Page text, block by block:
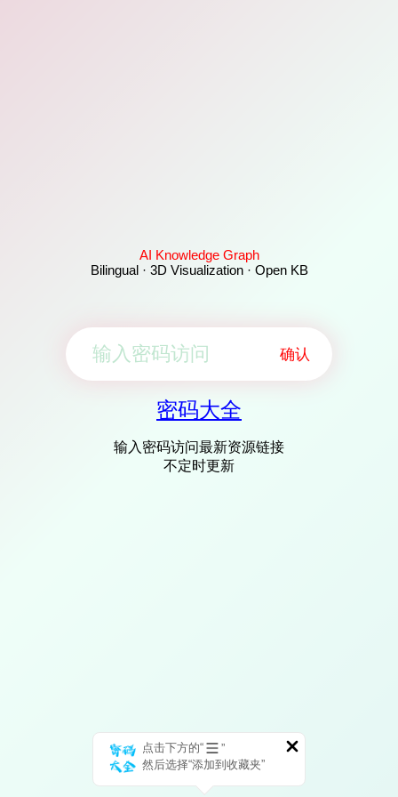
AI Knowledge Graph
Bilingual · 3D Visualization · Open KB
确认
密码大全
输入密码访问最新资源链接
不定时更新
点击下方的“
”
然后选择“添加到收藏夹”